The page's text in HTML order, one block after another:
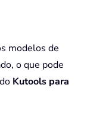
modelos de
o que pode
do Kutools para